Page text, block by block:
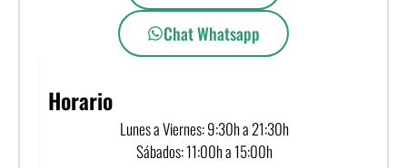
Chat Whatsapp
Horario
Lunes a Viernes: 9:30h a 21:30h
Sábados: 11:00h a 15:00h